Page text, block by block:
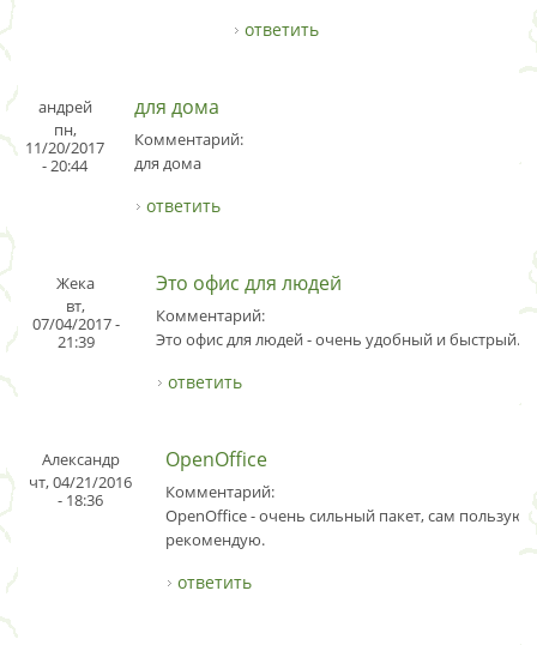
ответить
андрей
пн,
11/20/2017
- 20:44
для дома
Комментарий:
для дома
ответить
Жека
вт,
07/04/2017 -
21:39
Это офис для людей
Комментарий:
Это офис для людей - очень удобный и быстрый.
ответить
Александр
чт, 04/21/2016
- 18:36
OpenOffice
Комментарий:
OpenOffice - очень сильный пакет, сам
рекомендую.
ответить